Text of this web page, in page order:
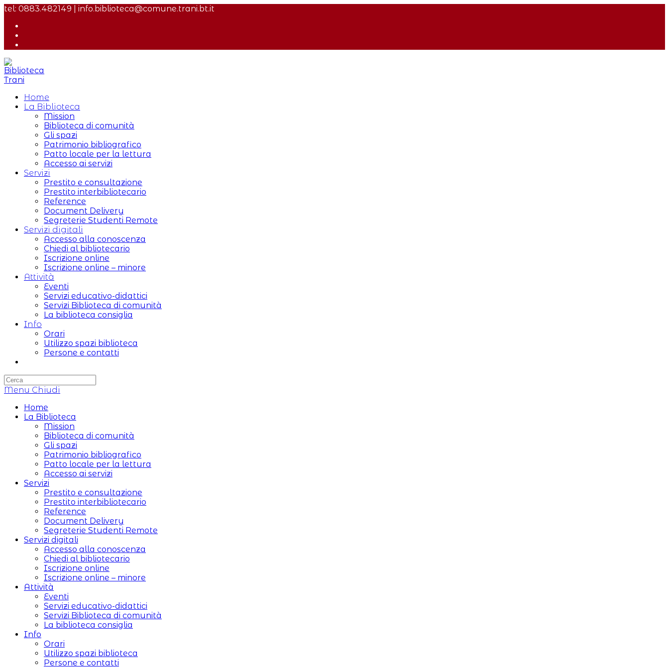
Salta
contenuto
tel: 0883.482149 | info.biblioteca@comune.trani.bt.it
Home
La Biblioteca
Mission
Biblioteca di comunità
Gli spazi
Patrimonio bibliografico
Patto locale per la lettura
Accesso ai servizi
Servizi
Prestito e consultazione
Prestito interbibliotecario
Reference
Document Delivery
Segreterie Studenti Remote
Servizi digitali
Accesso alla conoscenza
Chiedi al bibliotecario
Iscrizione online
Iscrizione online – minore
Attività
Eventi
Servizi educativo-didattici
Servizi Biblioteca di comunità
La biblioteca consiglia
Info
Orari
Utilizzo spazi biblioteca
Persone e contatti
sul
web
Menu Chiudi
Home
La Biblioteca
Mission
Biblioteca di comunità
Gli spazi
Patrimonio bibliografico
Patto locale per la lettura
Accesso ai servizi
Servizi
Prestito e consultazione
Prestito interbibliotecario
Reference
Document Delivery
Segreterie Studenti Remote
Servizi digitali
Accesso alla conoscenza
Chiedi al bibliotecario
Iscrizione online
Iscrizione online – minore
Attività
Eventi
Servizi educativo-didattici
Servizi Biblioteca di comunità
La biblioteca consiglia
Info
Orari
Utilizzo spazi biblioteca
Persone e contatti